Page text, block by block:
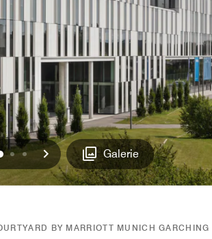
012 Weiter Galerie
BY MARRIOTT MUNICH GARCHING